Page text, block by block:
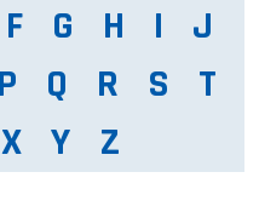
F G H I
J
P Q R S
T
X Y Z